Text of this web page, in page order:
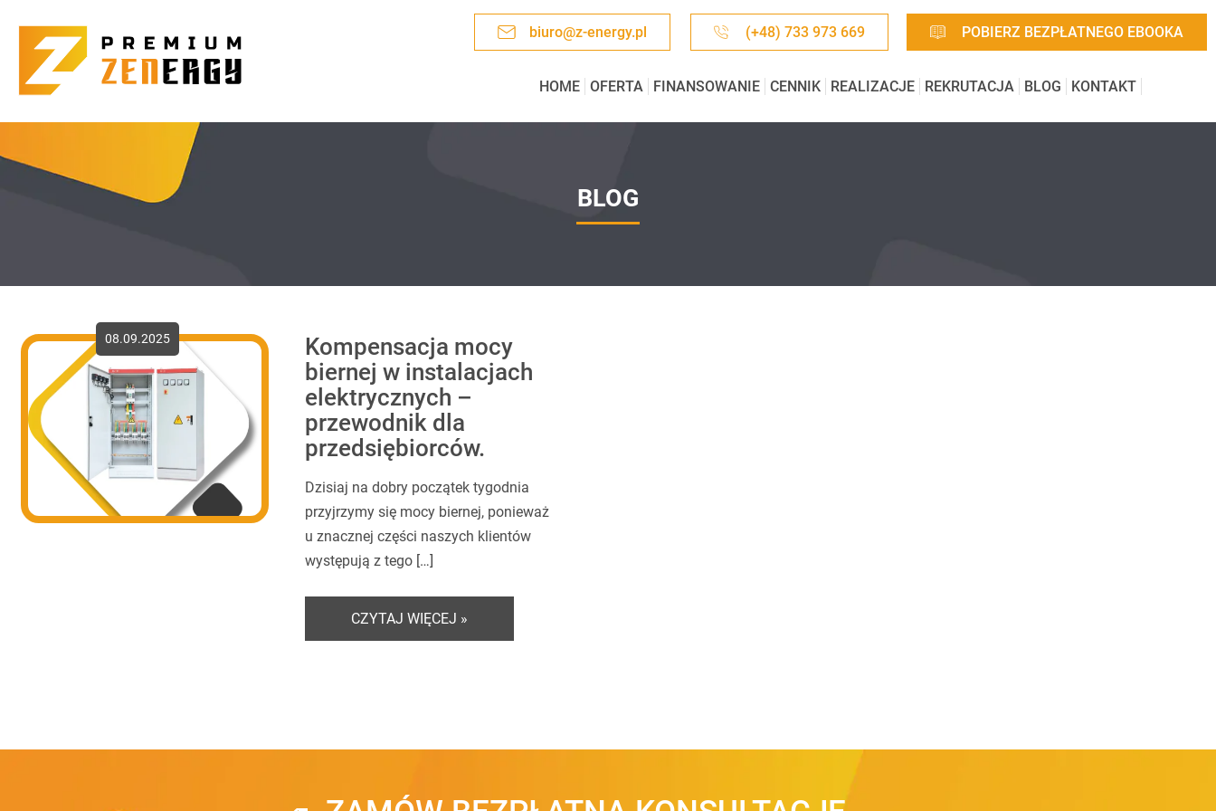
biuro@z-energy.pl (+48) 733 973 669 POBIERZ BEZPŁATNEGO EBOOKA
HOME OFERTA FINANSOWANIE CENNIK REALIZACJE REKRUTACJA BLOG KONTAKT
BLOG
08.09.2025
Kompensacja mocy
biernej w instalacjach
elektrycznych –
przewodnik dla
przedsiębiorców.
Dzisiaj na dobry początek tygodnia
przyjrzymy się mocy biernej, ponieważ
u znacznej części naszych klientów
występują z tego […]
CZYTAJ WIĘCEJ »